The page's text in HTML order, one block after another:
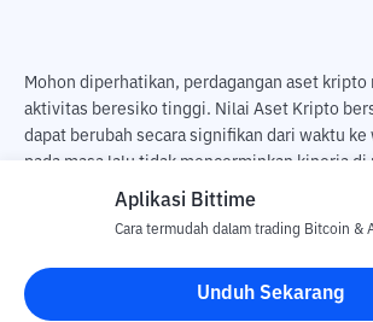
Mohon diperhatikan, perdagangan aset kripto
aktivitas beresiko tinggi. Nilai Aset Kripto
dapat berubah secara signifikan dari waktu
pada masa lalu tidak mencerminkan kinerja di
Terdapat risiko kehilangan sebagai dampak
pengguna. PT Utama Aset Digital Indonesia
bertanggung jawab atas perubahan fluktuasi
Kripto.
Aplikasi Bittime
Cara termudah dalam trading Bitcoin &
Unduh Sekarang